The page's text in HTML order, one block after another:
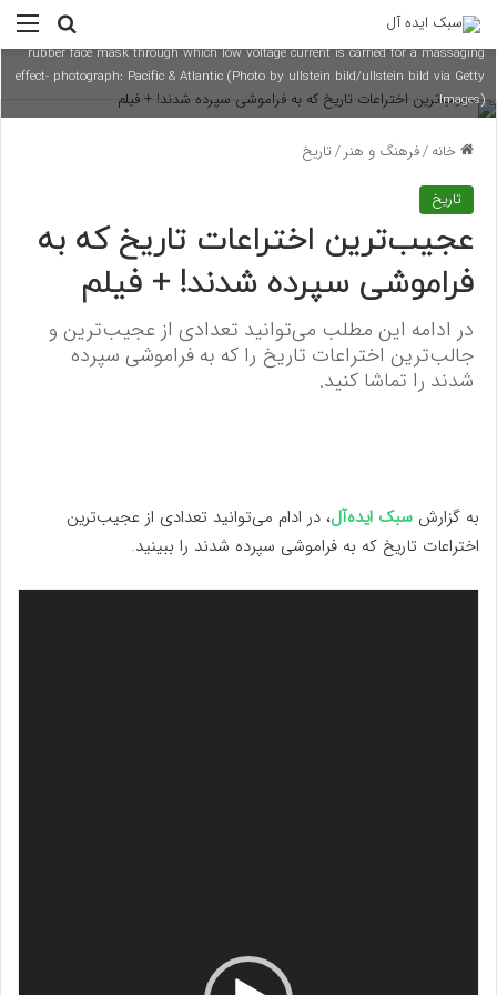
Limited rights for specific editorial clients in Germany.) Beauty care from the USA:
rubber face mask through which low voltage current is carried for a massaging
effect- photograph: Pacific & Atlantic (Photo by ullstein bild/ullstein bild via Getty
Images)
خانه/فرهنگ و هنر/تاریخ
تاریخ
عجیب‌ترین اختراعات تاریخ که به
فراموشی سپرده شدند! + فیلم
در ادامه این مطلب می‌توانید تعدادی از عجیب‌ترین و
جالب‌ترین اختراعات تاریخ را که به فراموشی سپرده
شدند را تماشا کنید.
به گزارش سبک ایده‌آل، در ادام می‌توانید تعدادی از عجیب‌ترین
اختراعات تاریخ که به فراموشی سپرده شدند را ببینید.